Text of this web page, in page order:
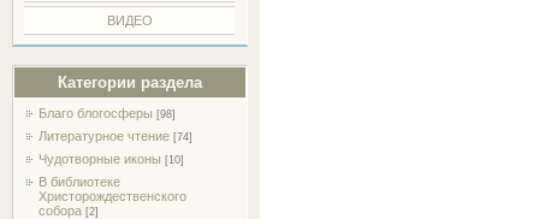
ВИДЕО
Категории раздела
Благо блогосферы [98]
Литературное чтение [74]
Чудотворные иконы [10]
В библиотеке
Христорождественского
собора [2]